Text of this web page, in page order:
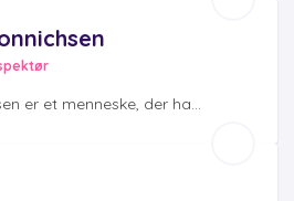
er et menneske, der ha...